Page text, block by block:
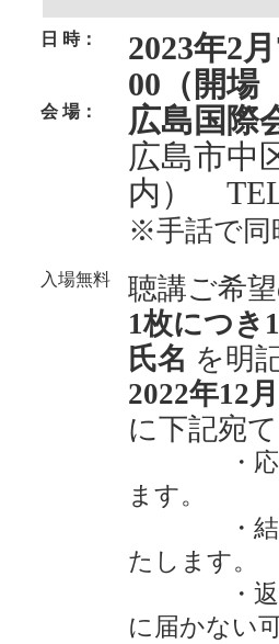
日 時：
2023年2
00（開
会 場：
広島国際
広島市中
内） TEL
※手話で同
入場無料
聴講ご希
1枚につき
氏名 を明
2022年12
に下記宛
・応募多
ます。
・結果は
たします。
・返信先
に届かない